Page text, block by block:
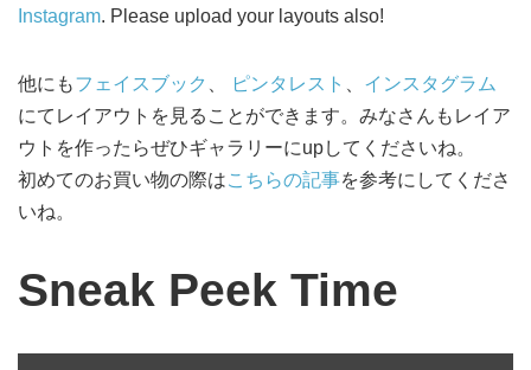
Instagram. Please upload your layouts also!
他にもフェイスブック ピンタレスト
インスタグラム
にてレイアウトを見ることができます。みなさんもレイア
ウトを作ったらぜひギャラリーにupしてくださいね。
初めてのお買い物の際はこちらの記事を参考にしてくださ
いね。
Sneak Peek Time